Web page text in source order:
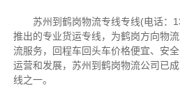
苏州到鹤岗物流专线专线(电话：
推出的专业货运专线，为鹤岗方向物
流服务，回程车回头车价格便宜、安
运营和发展，苏州到鹤岗物流公司已
线之一。